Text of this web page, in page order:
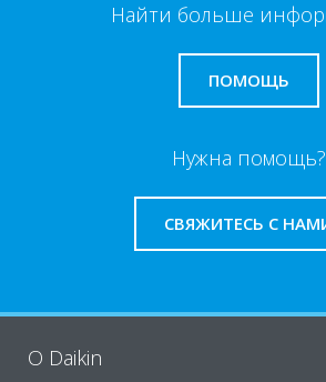
Найти больше
ПОМОЩЬ
Нужна помощь?
СВЯЖИТЕСЬ С
O Daikin